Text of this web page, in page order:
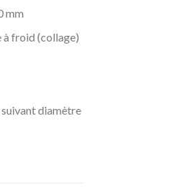
mm
à froid (collage)
diamètre